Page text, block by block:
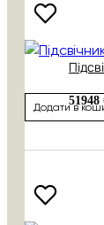
51948
Додати в